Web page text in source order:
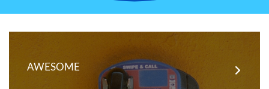
AWESOME